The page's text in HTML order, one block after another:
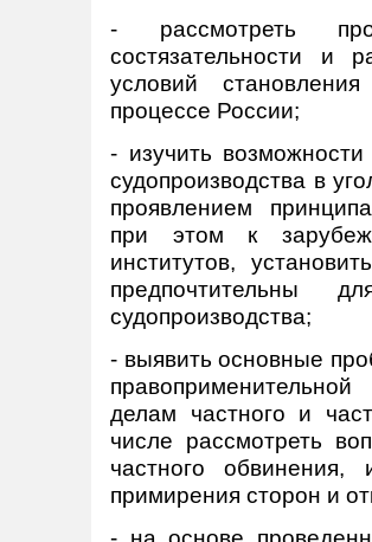
- рассмотреть
состязательности и
условий
процессе России;
- изучить
судопроизводства в
проявлением
при этом к
институтов,
предпочтительны
судопроизводства;
- выявить основные
делам частного и
числе рассмотреть
частного обвинения,
примирения сторон и